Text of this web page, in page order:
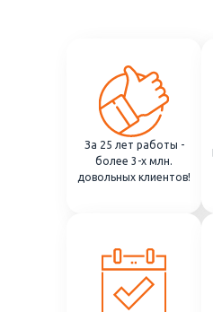
За 25 лет работы -
более 3-х млн.
довольных клиентов!